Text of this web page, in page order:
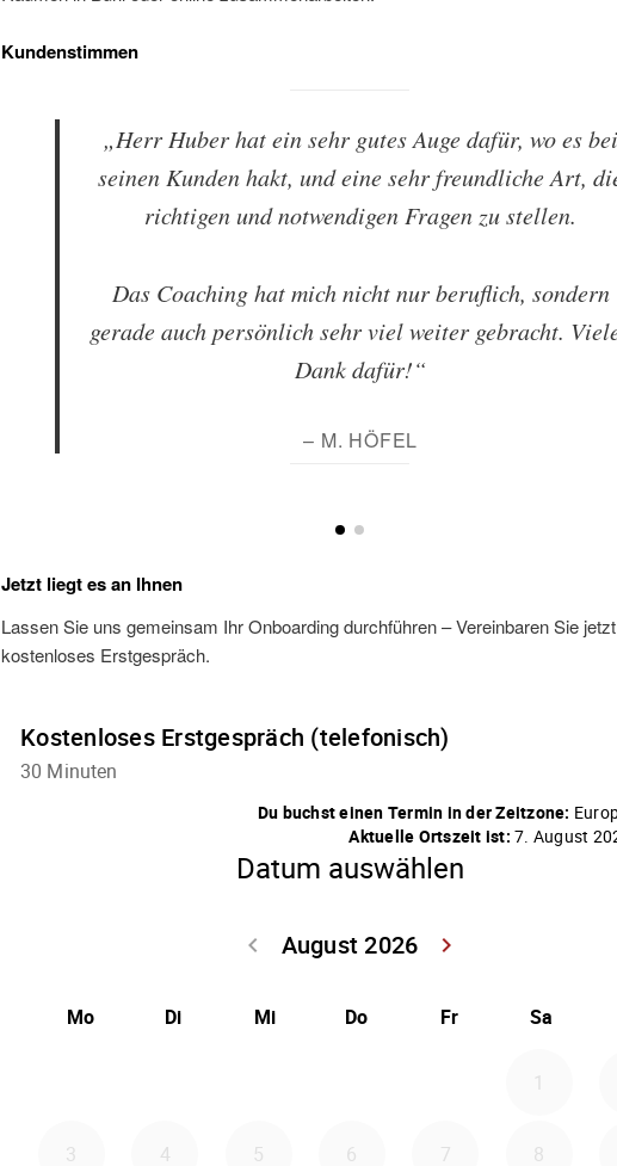
Kundenstimmen
„Herr Huber hat ein sehr gutes Auge dafür, wo es bei
seinen Kunden hakt, und eine sehr freundliche Art,
richtigen und notwendigen Fragen zu stellen.
Das Coaching hat mich nicht nur beruflich, sondern
gerade auch persönlich sehr viel weiter gebracht.
Dank dafür!“
– M. HÖFEL
Jetzt liegt es an Ihnen
Lassen Sie uns gemeinsam Ihr Onboarding durchführen – Vereinbaren Sie
kostenloses Erstgespräch.